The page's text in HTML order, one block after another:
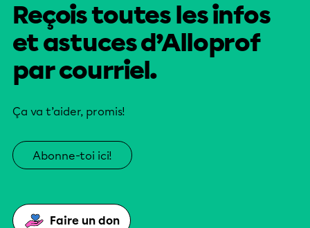
Reçois toutes les infos
et astuces d’Alloprof
par courriel.
Ça va t’aider, promis!
Abonne-toi ici!
Faire un don